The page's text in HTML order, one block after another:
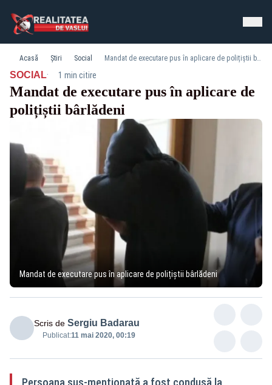
Acasă Știri Social Mandat de executare pus în aplicare de polițiștii bârlădeni
SOCIAL· 1 min citire
Mandat de executare pus în aplicare de
polițiștii bârlădeni
Mandat de executare pus în aplicare de polițiștii bârlădeni
Scris de Sergiu Badarau
Publicat:11 mai 2020, 00:19
Persoana sus-menționată a fost condusă la